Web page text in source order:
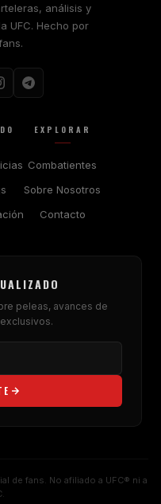
análisis y
UFC. Hecho por
EXPLORAR
Combatientes
Sobre Nosotros
Contacto
peleas, avances de
de fans. No afiliado a UFC® ni a